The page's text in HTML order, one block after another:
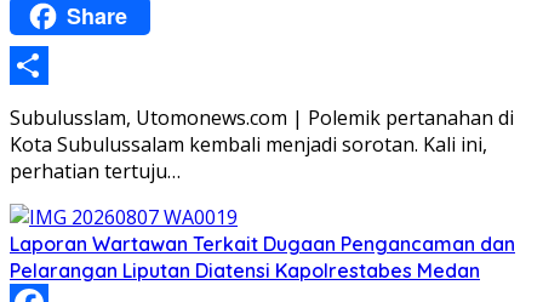
WhatsApp
Share
Share
Subulusslam, Utomonews.com | Polemik pertanahan di
Kota Subulussalam kembali menjadi sorotan. Kali ini,
perhatian tertuju…
Laporan Wartawan Terkait Dugaan Pengancaman dan
Pelarangan Liputan Diatensi Kapolrestabes Medan